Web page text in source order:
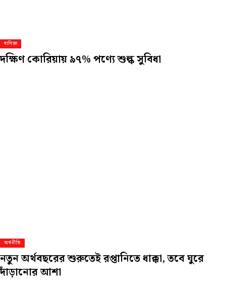
বাণিজ্য
দক্ষিণ কোরিয়ায় ৯৭% পণ্যে শুল্ক সুবিধা
অর্থনীতি
নতুন অর্থবছরের শুরুতেই রপ্তানিতে ধাক্কা, তবে ঘুরে
দাঁড়ানোর আশা